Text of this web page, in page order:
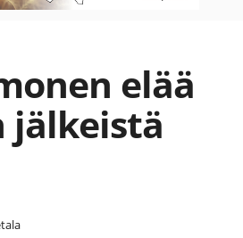
elää
jälkeistä